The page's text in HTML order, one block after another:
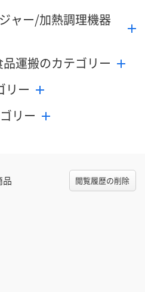
ャー/加熱調理機器
運搬のカテゴリー
リー
リー
品 閲覧履歴の削除